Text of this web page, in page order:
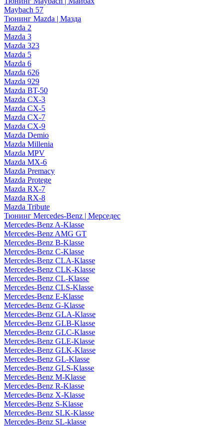
Maybach 57
Тюнинг Mazda | Мазда
Mazda 2
Mazda 3
Mazda 323
Mazda 5
Mazda 6
Mazda 626
Mazda 929
Mazda BT-50
Mazda CX-3
Mazda CX-5
Mazda CX-7
Mazda CX-9
Mazda Demio
Mazda Millenia
Mazda MPV
Mazda MX-6
Mazda Premacy
Mazda Protege
Mazda RX-7
Mazda RX-8
Mazda Tribute
Тюнинг Mercedes-Benz | Мерседес
Mercedes-Benz A-Klasse
Mercedes-Benz AMG GT
Mercedes-Benz B-Klasse
Mercedes-Benz C-Klasse
Mercedes-Benz CLA-Klasse
Mercedes-Benz CLK-Klasse
Mercedes-Benz CL-Klasse
Mercedes-Benz CLS-Klasse
Mercedes-Benz E-Klasse
Mercedes-Benz G-Klasse
Mercedes-Benz GLA-Klasse
Mercedes-Benz GLB-Klasse
Mercedes-Benz GLC-Klasse
Mercedes-Benz GLE-Klasse
Mercedes-Benz GLK-Klasse
Mercedes-Benz GL-Klasse
Mercedes-Benz GLS-Klasse
Mercedes-Benz M-Klasse
Mercedes-Benz R-Klasse
Mercedes-Benz X-Klasse
Mercedes-Benz S-Klasse
Mercedes-Benz SLK-Klasse
Mercedes-Benz SL-klasse